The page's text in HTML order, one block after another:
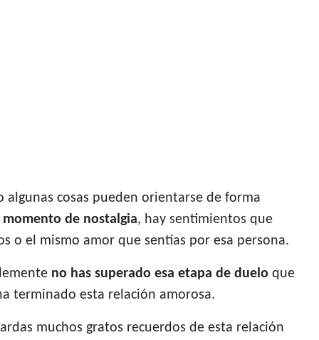
cosas pueden orientarse de forma
de nostalgia, hay sentimientos que
o el mismo amor que sentías por esa persona.
no has superado esa etapa de duelo que
terminado esta relación amorosa.
muchos gratos recuerdos de esta relación